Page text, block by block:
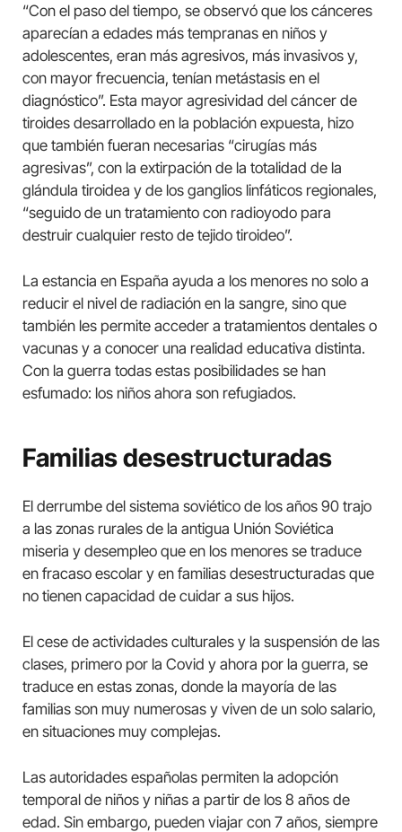
“Con el paso del tiempo, se observó que los cánceres
aparecían a edades más tempranas en niños y
adolescentes, eran más agresivos, más invasivos y,
con mayor frecuencia, tenían metástasis en el
diagnóstico”. Esta mayor agresividad del cáncer de
tiroides desarrollado en la población expuesta, hizo
que también fueran necesarias “cirugías más
agresivas”, con la extirpación de la totalidad de la
glándula tiroidea y de los ganglios linfáticos regionales,
“seguido de un tratamiento con radioyodo para
destruir cualquier resto de tejido tiroideo”.
La estancia en España ayuda a los menores no solo a
reducir el nivel de radiación en la sangre, sino que
también les permite acceder a tratamientos dentales o
vacunas y a conocer una realidad educativa distinta.
Con la guerra todas estas posibilidades se han
esfumado: los niños ahora son refugiados.
Familias desestructuradas
El derrumbe del sistema soviético de los años 90 trajo
a las zonas rurales de la antigua Unión Soviética
miseria y desempleo que en los menores se traduce
en fracaso escolar y en familias desestructuradas que
no tienen capacidad de cuidar a sus hijos.
El cese de actividades culturales y la suspensión de las
clases, primero por la Covid y ahora por la guerra, se
traduce en estas zonas, donde la mayoría de las
familias son muy numerosas y viven de un solo salario,
en situaciones muy complejas.
Las autoridades españolas permiten la adopción
temporal de niños y niñas a partir de los 8 años de
edad. Sin embargo, pueden viajar con 7 años, siempre